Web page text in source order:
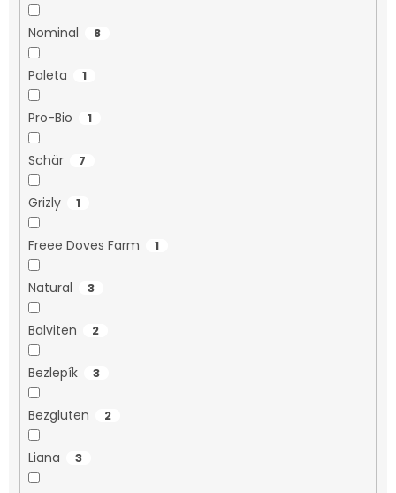
Nominal 8
Paleta 1
Pro-Bio 1
Schär 7
Grizly 1
Freee Doves Farm 1
Natural 3
Balviten 2
Bezlepík 3
Bezgluten 2
Liana 3